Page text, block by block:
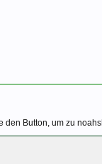
Button, um zu